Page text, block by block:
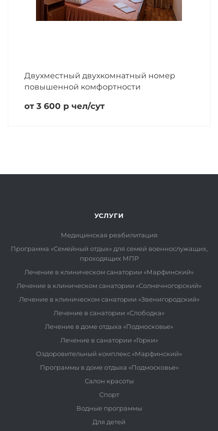
Двухместный двухкомнатный номер
повышенной комфортности
от 3 600 р чел/сут
УСЛУГИ
Медицинская реабилитация
Программа «Семейный отдых» для семей военнослужащих,
проходящих МПР
Лечение в клиническом санатории «Марфинский»
Лечение в клиническом санатории «Солнечногорский»
Лечение в клиническом санатории «Звенигородский»
Лечение в санатории «Слободка»
Лечение в доме отдыха «Подмосковье»
Лечение в санатории «Горки»
Оздоровительный комплекс «Марфинский»
Программы в доме отдыха «Подмосковье»
Салон красоты
Спорт
Водные программы
Для детей